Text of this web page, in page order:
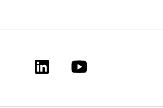
LinkedinYoutube